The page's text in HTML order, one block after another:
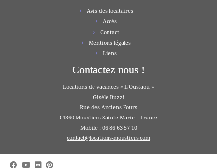
Avis des locataires
Accès
Contact
Mentions légales
Liens
Contactez nous !
Locations de vacances « L’Oustaou »
Gisèle Buzzi
Rue des Anciens Fours
04360 Moustiers Sainte Marie – France
Mobile : 06 86 63 57 10
contact@locations-moustiers.com